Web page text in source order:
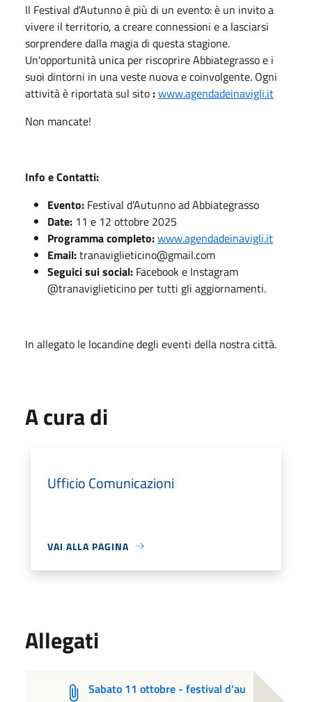
Il Festival d'Autunno è più di un evento: è un invito a
vivere il territorio, a creare connessioni e a lasciarsi
sorprendere dalla magia di questa stagione.
Un'opportunità unica per riscoprire Abbiategrasso e i
suoi dintorni in una veste nuova e coinvolgente. Ogni
attività è riportata sul sito:www.agendadeinavigli.it
Non mancate!
Info e Contatti:
Evento: Festival d’Autunno ad Abbiategrasso
Date: 11 e 12 ottobre 2025
Programma completo:www.agendadeinavigli.it
Email:tranaviglieticino@gmail.com
Seguici sui social: Facebook e Instagram
@tranaviglieticino per tutti gli aggiornamenti.
In allegato le locandine degli eventi della nostra città.
A cura di
Ufficio Comunicazioni
VAI ALLA PAGINA
Allegati
Sabato 11 ottobre - festival d'au